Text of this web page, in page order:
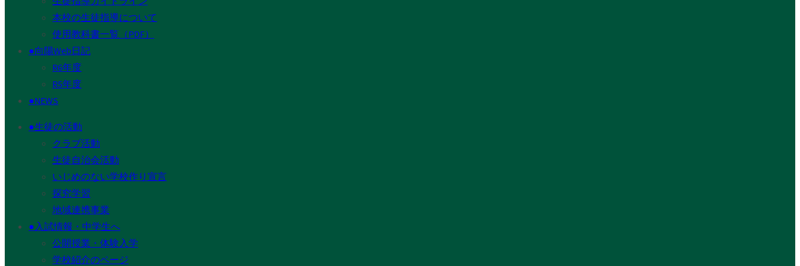
本校の生徒指導について
使用教科書一覧（PDF）
●向陽Web日記
R6年度
R5年度
●NEWS
●生徒の活動
クラブ活動
生徒自治会活動
いじめのない学校作り宣言
探究学習
地域連携事業
●入試情報・中学生へ
公開授業・体験入学
学校紹介のページ